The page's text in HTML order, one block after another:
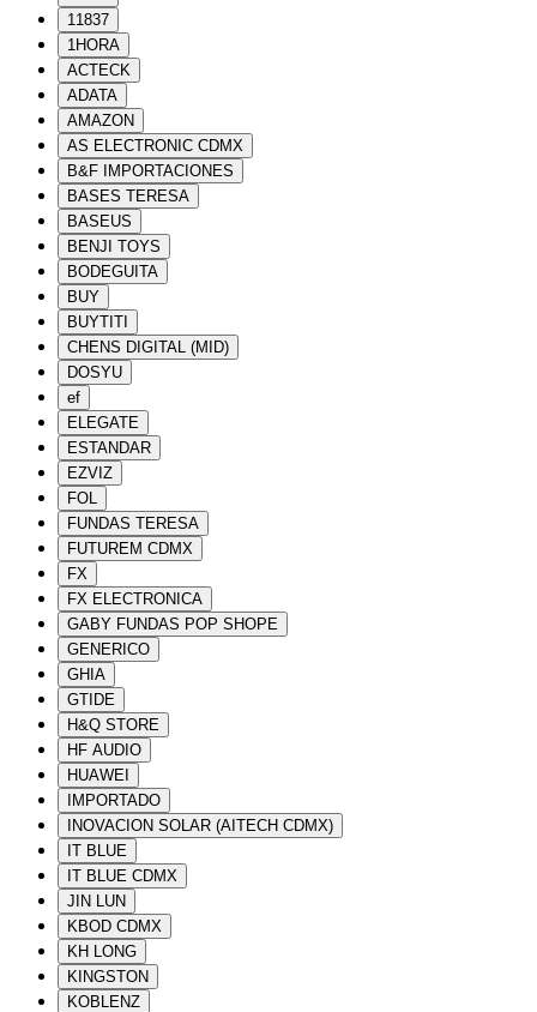
11837
1HORA
ACTECK
ADATA
AMAZON
AS ELECTRONIC CDMX
B&F IMPORTACIONES
BASES TERESA
BASEUS
BENJI TOYS
BODEGUITA
BUY
BUYTITI
CHENS DIGITAL (MID)
DOSYU
ef
ELEGATE
ESTANDAR
EZVIZ
FOL
FUNDAS TERESA
FUTUREM CDMX
FX
FX ELECTRONICA
GABY FUNDAS POP SHOPE
GENERICO
GHIA
GTIDE
H&Q STORE
HF AUDIO
HUAWEI
IMPORTADO
INOVACION SOLAR (AITECH CDMX)
IT BLUE
IT BLUE CDMX
JIN LUN
KBOD CDMX
KH LONG
KINGSTON
KOBLENZ